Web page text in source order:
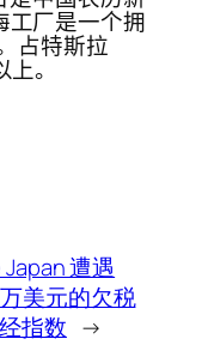
工厂是一个拥
占特斯拉
。
遭遇
美元的欠税
指数 →